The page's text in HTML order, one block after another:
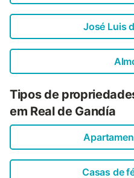
José Luis
Tipos de
em Real de Gandía
Casas de